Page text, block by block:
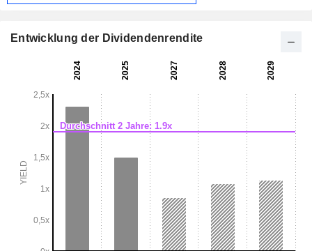
Entwicklung der Dividendenrendite